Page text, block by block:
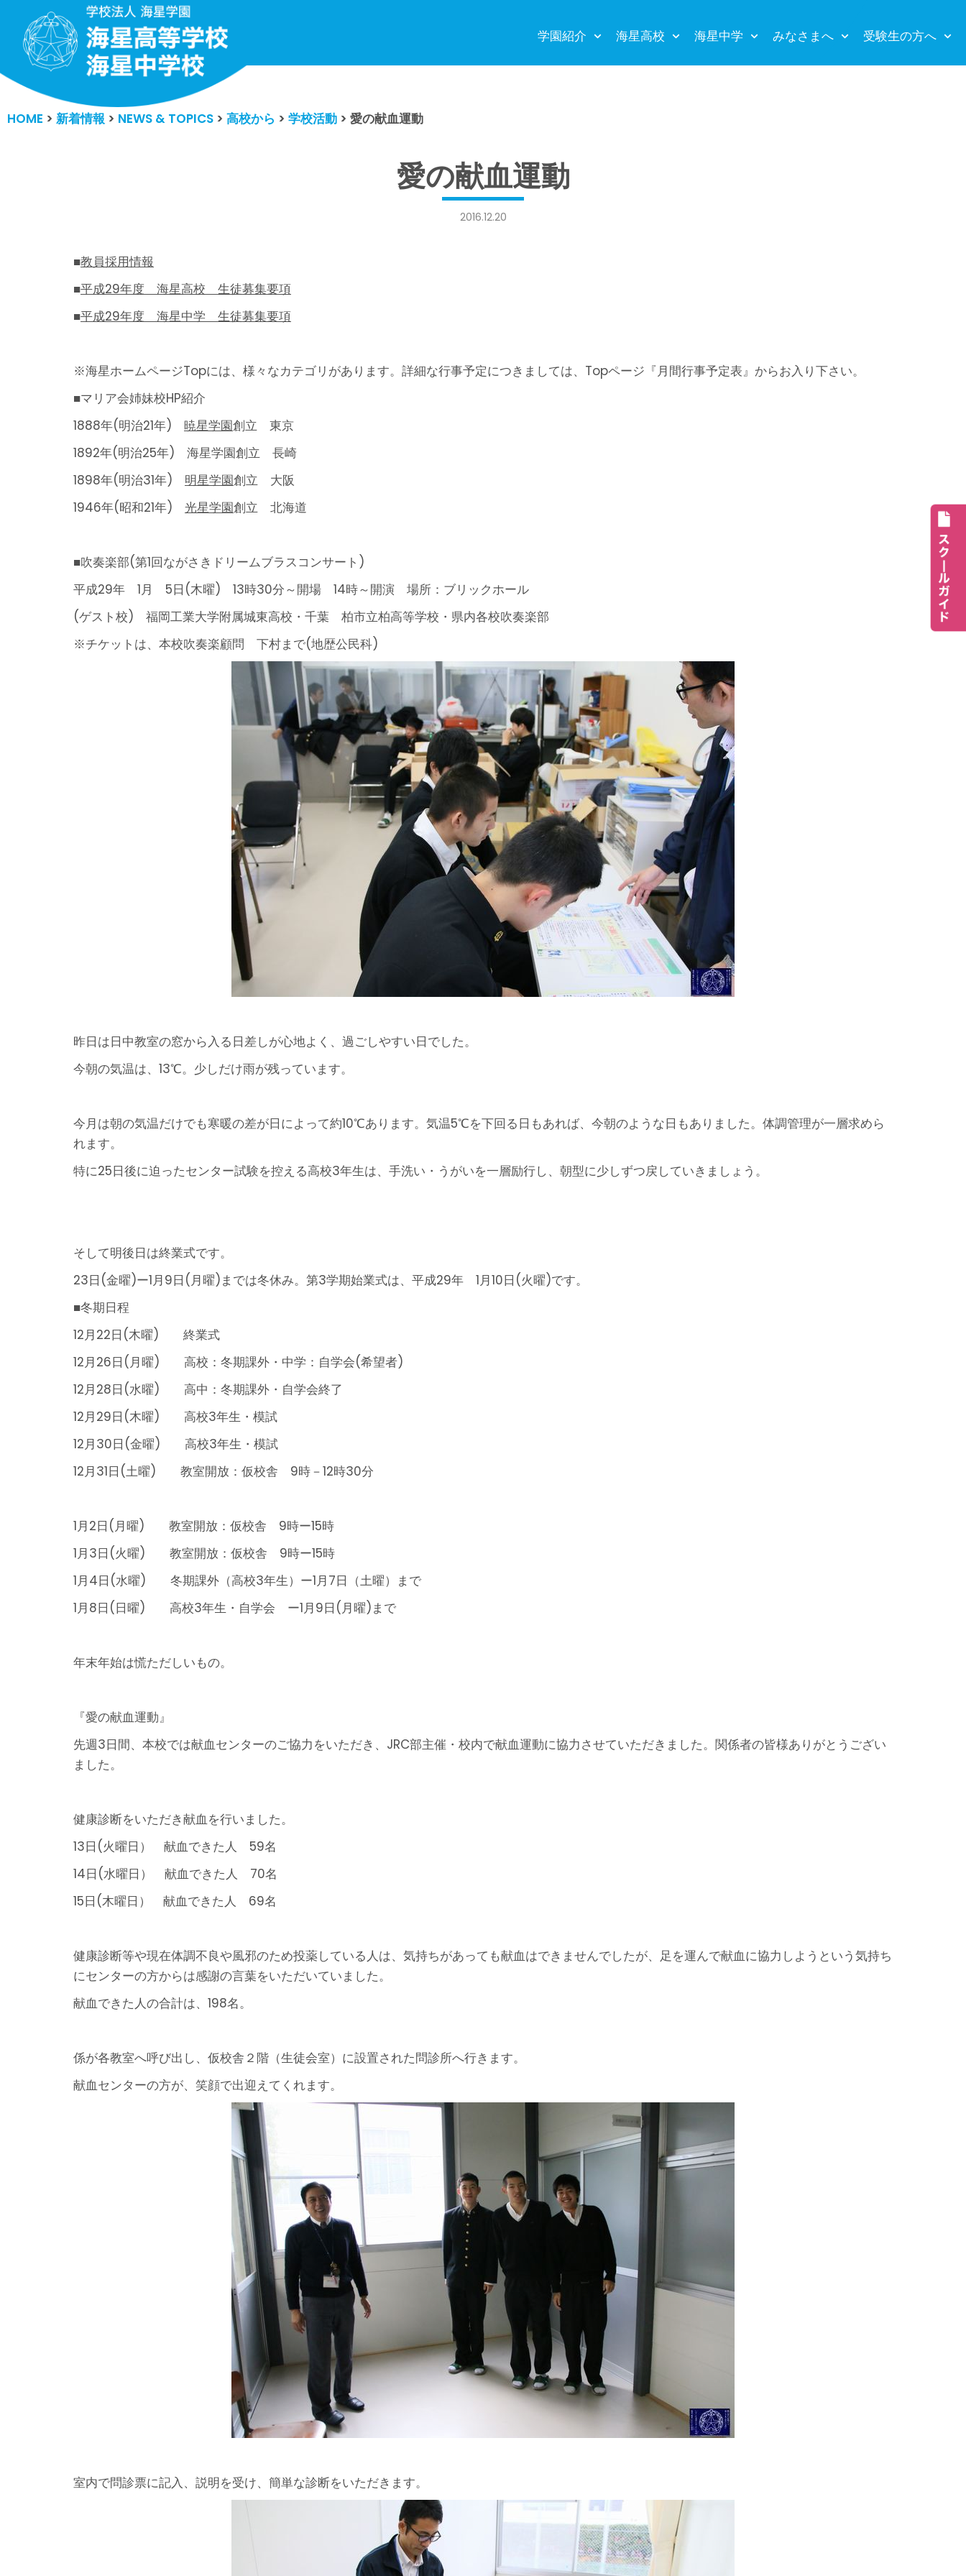
コ
テ
ツ
学園紹介 海星高校 海星中学 みなさまへ 受験生の方へ
HOME > 新着情報> NEWS & TOPICS > 高校から > 学校活動 > 愛の献血運動
愛の献血運動
2016.12.20
■教員採用情報
■平成29年度 海星高校 生徒募集要項
■平成29年度 海星中学 生徒募集要項
※海星ホームページTopには、様々なカテゴリがあります。詳細な行事予定につきましては、Topページ『月間行事予定表』からお入り下さい。
■マリア会姉妹校HP紹介
1888年(明治21年) 暁星学園創立 東京
1892年(明治25年) 海星学園創立 長崎
1898年(明治31年) 明星学園創立 大阪
1946年(昭和21年) 光星学園創立 北海道
■吹奏楽部(第1回ながさきドリームブラスコンサート)
平成29年 1月 5日(木曜) 13時30分～開場 14時～開演 場所：ブリックホール
(ゲスト校) 福岡工業大学附属城東高校・千葉 柏市立柏高等学校・県内各校吹奏楽部
※チケットは、本校吹奏楽顧問 下村まで(地歴公民科)
昨日は日中教室の窓から入る日差しが心地よく、過ごしやすい日でした。
今朝の気温は、13℃。少しだけ雨が残っています。
今月は朝の気温だけでも寒暖の差が日によって約10℃あります。気温5℃を下回る日もあれば、今朝のような日もありました。体調管理が一層求めら
れます。
特に25日後に迫ったセンター試験を控える高校3年生は、手洗い・うがいを一層励行し、朝型に少しずつ戻していきましょう。
そして明後日は終業式です。
23日(金曜)ー1月9日(月曜)までは冬休み。第3学期始業式は、平成29年 1月10日(火曜)です。
■冬期日程
12月22日(木曜) 終業式
12月26日(月曜) 高校：冬期課外・中学：自学会(希望者)
12月28日(水曜) 高中：冬期課外・自学会終了
12月29日(木曜) 高校3年生・模試
12月30日(金曜) 高校3年生・模試
12月31日(土曜) 教室開放：仮校舎 9時－12時30分
1月2日(月曜) 教室開放：仮校舎 9時ー15時
1月3日(火曜) 教室開放：仮校舎 9時ー15時
1月4日(水曜) 冬期課外（高校3年生）ー1月7日（土曜）まで
1月8日(日曜) 高校3年生・自学会 ー1月9日(月曜)まで
年末年始は慌ただしいもの。
『愛の献血運動』
先週3日間、本校では献血センターのご協力をいただき、JRC部主催・校内で献血運動に協力させていただきました。関係者の皆様ありがとうござい
ました。
健康診断をいただき献血を行いました。
13日(火曜日） 献血できた人 59名
14日(水曜日） 献血できた人 70名
15日(木曜日） 献血できた人 69名
健康診断等や現在体調不良や風邪のため投薬している人は、気持ちがあっても献血はできませんでしたが、足を運んで献血に協力しようという気持ち
にセンターの方からは感謝の言葉をいただいていました。
献血できた人の合計は、198名。
係が各教室へ呼び出し、仮校舎２階（生徒会室）に設置された問診所へ行きます。
献血センターの方が、笑顔で出迎えてくれます。
室内で問診票に記入、説明を受け、簡単な診断をいただきます。